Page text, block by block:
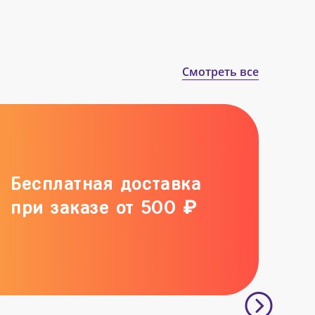
Смотреть все
Бесплатная доставка
при заказе от 500 ₽